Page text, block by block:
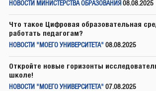
НОВОСТИ МИНИСТЕРСТВА ОБРАЗОВАНИЯ 08.08.2025
Что такое Цифровая образовательная
работать педагогам?
НОВОСТИ "МОЕГО УНИВЕРСИТЕТА" 08.08.2025
Откройте новые горизонты
школе!
НОВОСТИ "МОЕГО УНИВЕРСИТЕТА" 07.08.2025